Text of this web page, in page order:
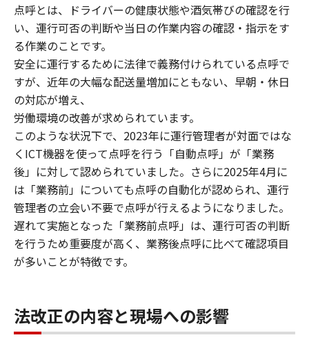
点呼とは、ドライバーの健康状態や酒気帯びの確認を行
い、運行可否の判断や当日の作業内容の確認・指示をす
る作業のことです。
安全に運行するために法律で義務付けられている点呼で
すが、近年の大幅な配送量増加にともない、早朝・休日
の対応が増え、
労働環境の改善が求められています。
このような状況下で、2023年に運行管理者が対面ではな
くICT機器を使って点呼を行う「自動点呼」が「業務
後」に対して認められていました。さらに2025年4月に
は「業務前」についても点呼の自動化が認められ、運行
管理者の立会い不要で点呼が行えるようになりました。
遅れて実施となった「業務前点呼」は、運行可否の判断
を行うため重要度が高く、業務後点呼に比べて確認項目
が多いことが特徴です。
法改正の内容と現場への影響